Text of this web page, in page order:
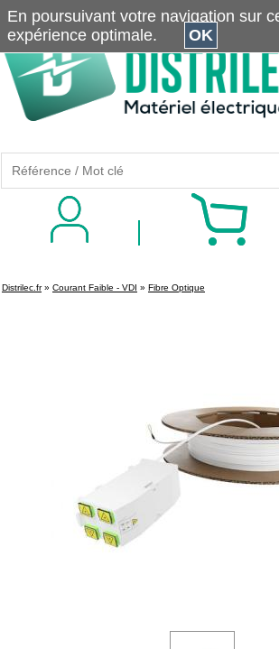
Distrilec.fr» Courant Faible - VDI » Fibre Optique
En poursuivant votre navigation sur
expérience optimale.
OK